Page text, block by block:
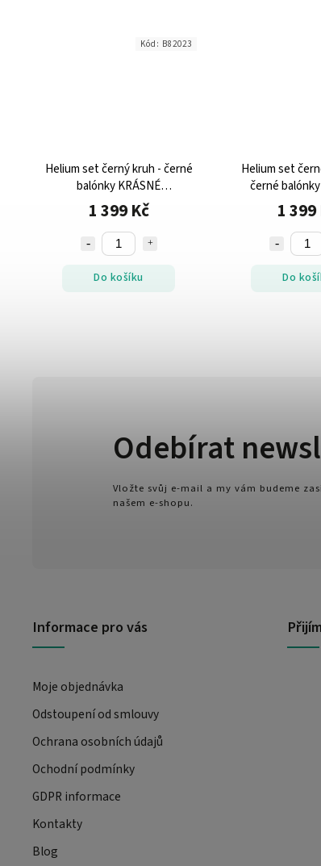
Helium set černý kruh - černé
balónky KRÁSNÉ
NAROZENINY
1 399 Kč
Do košíku
Kód: B82023
Helium set černé srdíčko +
černé
1 399
Do
Informace pro vás
Moje objednávka
Odstoupení od smlouvy
Ochrana osobních údajů
Ochodní podmínky
GDPR informace
Kontakty
Blog
Odebírat
Vložte svůj e-mail a my vám budeme
našem e-shopu.